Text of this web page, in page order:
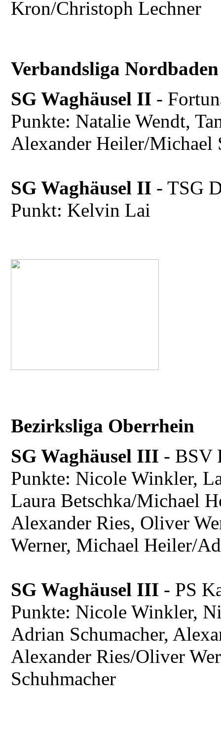
Kron/Christoph Lechner
Verbandsliga Nordbaden
SG Waghäusel II -
Punkte: Natalie Wendt,
Alexander Heiler/Michael
SG Waghäusel II - TSG
Punkt: Kelvin Lai
Bezirksliga Oberrhein
SG Waghäusel III - BSV
Punkte: Nicole Winkler,
Laura Betschka/Michael
Alexander Ries, Oliver
Werner, Michael Heiler/
SG Waghäusel III - PS
Punkte: Nicole Winkler,
Adrian Schumacher,
Alexander Ries/Oliver
Schuhmacher